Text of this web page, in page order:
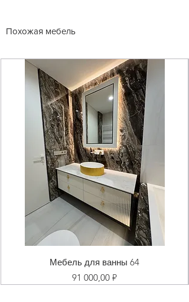
Похожая мебель
Мебель для ванны 64
Цена
91 000,00 ₽